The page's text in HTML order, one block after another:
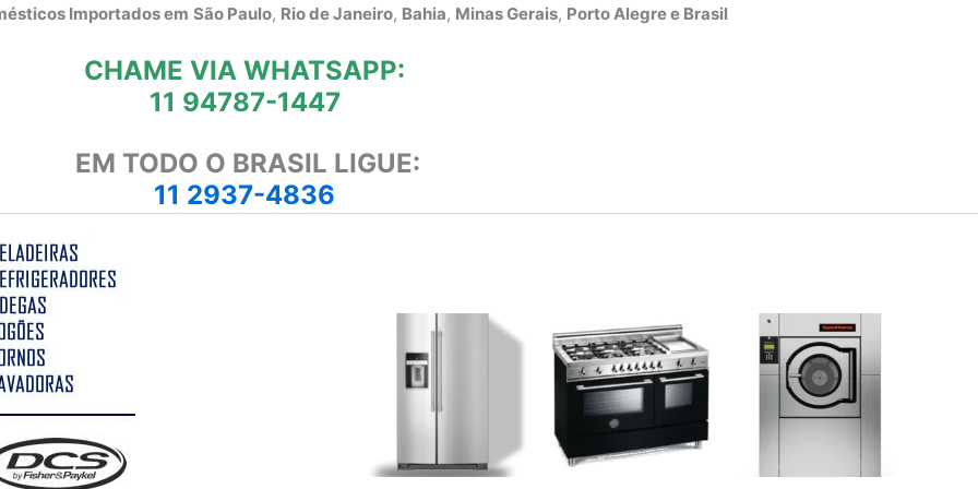
Importados em São Paulo, Rio de Janeiro, Bahia, Minas Gerais, Porto Alegre e Brasil
CHAME VIA WHATSAPP:
11 94787-1447
EM TODO O BRASIL LIGUE:
11 2937-4836